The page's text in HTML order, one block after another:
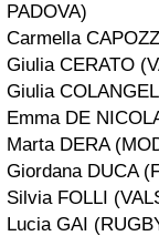
PADOVA)
Carmella
Giulia CERATO
Giulia
Emma DE
Marta DERA
Giordana DUCA
Silvia FOLLI
Lucia GAI